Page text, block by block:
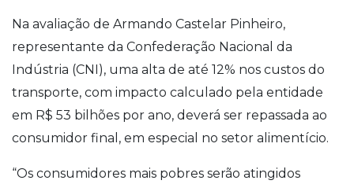
Na avaliação de Armando Castelar Pinheiro,
representante da Confederação Nacional da
Indústria (CNI), uma alta de até 12% nos custos do
transporte, com impacto calculado pela entidade
em R$ 53 bilhões por ano, deverá ser repassada ao
consumidor final, em especial no setor alimentício.
“Os consumidores mais pobres serão atingidos